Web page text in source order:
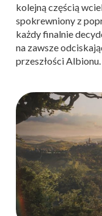
kolejną częścią
spokrewniony z
każdy finalnie
na zawsze
przeszłości Albionu.